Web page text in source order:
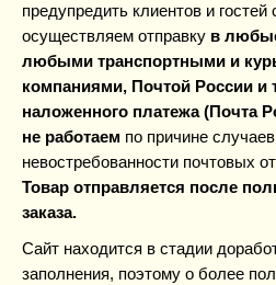
предупредить клиентов и гостей
осуществляем отправку в
любыми транспортными и
компаниями, Почтой России и
наложенного платежа (Почта
не работаем по причине случаев
невостребованности почтовых
Товар отправляется после
заказа.
Сайт находится в стадии
заполнения, поэтому о более